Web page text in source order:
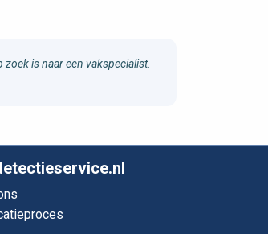
is naar een vakspecialist.